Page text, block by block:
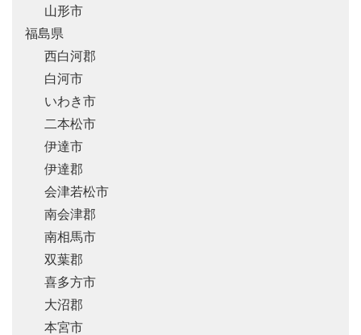
山形市
福島県
西白河郡
白河市
いわき市
二本松市
伊達市
伊達郡
会津若松市
南会津郡
南相馬市
双葉郡
喜多方市
大沼郡
本宮市